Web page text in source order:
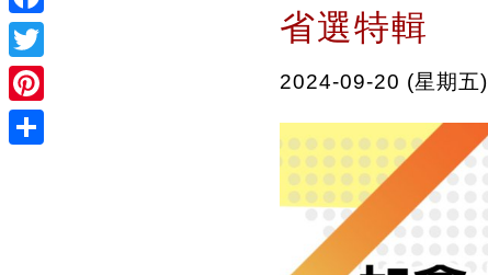
Facebook
Twitter
Pinterest
省選特輯
2024-09-20 (星期五)